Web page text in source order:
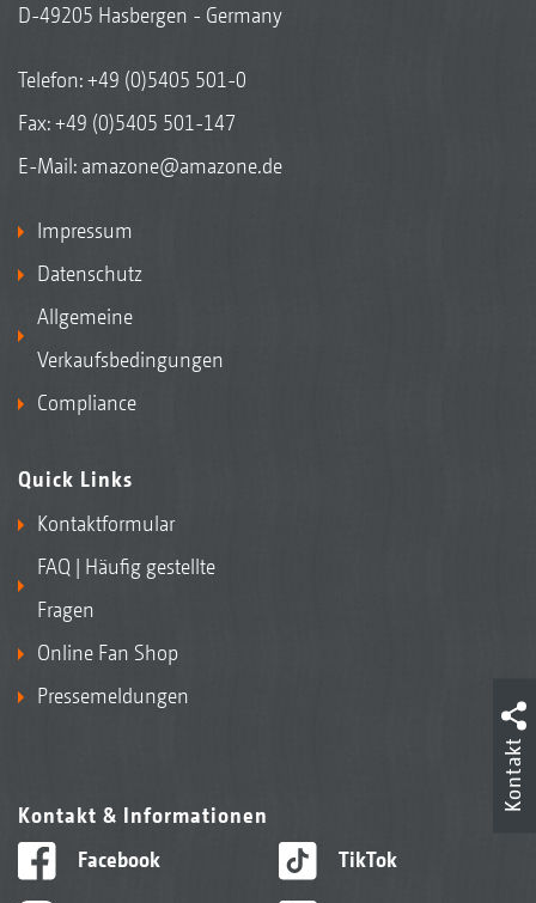
D-49205 Hasbergen - Germany
Telefon:+49 (0)5405 501-0
Fax: +49 (0)5405 501-147
E-Mail: amazone@amazone.de
Impressum
Datenschutz
Allgemeine
Verkaufsbedingungen
Compliance
Quick Links
Kontaktformular
FAQ | Häufig gestellte
Fragen
Online Fan Shop
Pressemeldungen
Kontakt & Informationen
Facebook
TikTok
Kontakt